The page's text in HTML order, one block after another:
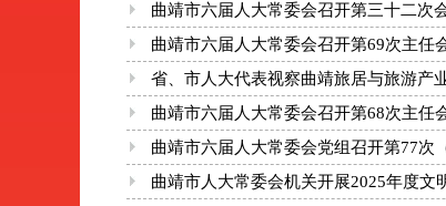
曲靖市六届人大常委会召开第三十二次
曲靖市六届人大常委会召开第69次主任
省、市人大代表视察曲靖旅居与旅游产
曲靖市六届人大常委会召开第68次主任
曲靖市六届人大常委会党组召开第77次
曲靖市人大常委会机关开展2025年度文